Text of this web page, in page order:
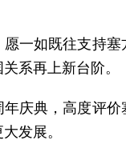
一如既往支持
系再上新台阶。
庆典，高度评
发展。